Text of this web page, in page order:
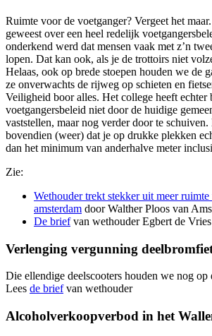
Ruimte voor de voetganger? Vergeet het
geweest over een heel redelijk
onderkend werd dat mensen vaak met z’n
lopen. Dat kan ook, als je de trottoirs niet
Helaas, ook op brede stoepen houden we de
ze onverwachts de rijweg op schieten en
Veiligheid boor alles. Het college heeft echter
voetgangersbeleid niet door de huidige
vaststellen, maar nog verder door te
bovendien (weer) dat je op drukke plekken
dan het minimum van anderhalve meter
Zie:
Wethouder trekt stekker uit meer
amsterdam door Walther Ploos van
De briefvan wethouder Egbert de Vries
Verlenging vergunning
Die ellendige deelscooters houden we nog op
Lees de briefvan wethouder
Alcoholverkoopverbod in het